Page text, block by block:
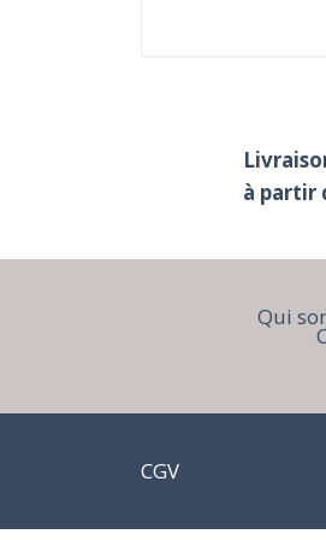
à partir
Qui
CGV